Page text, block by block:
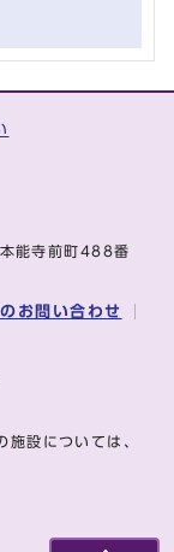
能寺前町488番
お問い合わせ
施設については、